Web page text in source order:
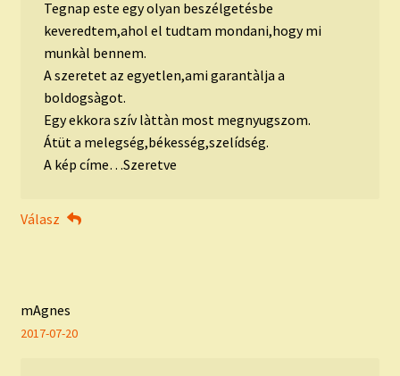
Tegnap este egy olyan beszélgetésbe
keveredtem,ahol el tudtam mondani,hogy mi
munkàl bennem.
A szeretet az egyetlen,ami garantàlja a
boldogsàgot.
Egy ekkora szív làttàn most megnyugszom.
Átüt a melegség,békesség,szelídség.
A kép címe…Szeretve
Válasz
mAgnes
2017-07-20